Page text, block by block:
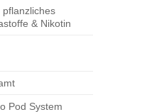
pflanzliches
& Nikotin
Pod System